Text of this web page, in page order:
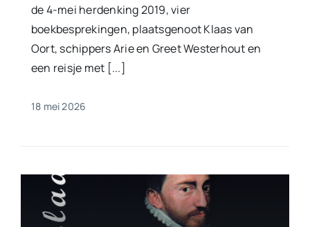
de 4-mei herdenking 2019, vier
boekbesprekingen, plaatsgenoot Klaas van
Oort, schippers Arie en Greet Westerhout en
een reisje met [...]
18 mei 2026